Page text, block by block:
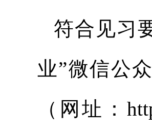
符合见习
业”微信公
（网址：